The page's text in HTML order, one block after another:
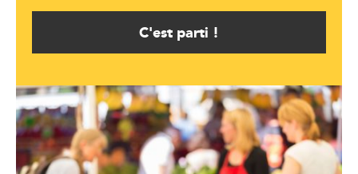
C'est parti !